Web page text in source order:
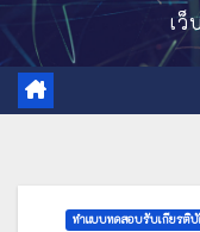
เว็
ทำแบบทดสอบรับเกียรติ